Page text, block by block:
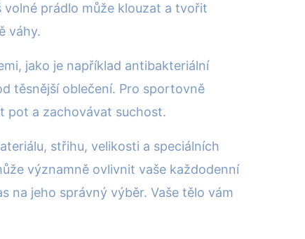
prádlo může klouzat a tvořit
váhy.
jako je například antibakteriální
těsnější oblečení. Pro sportovně
pot a zachovávat suchost.
střihu, velikosti a speciálních
významně ovlivnit vaše každodenní
na jeho správný výběr. Vaše tělo vám